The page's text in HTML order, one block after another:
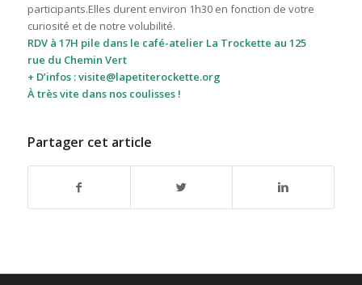
participants.Elles durent environ 1h30 en fonction de votre
curiosité et de notre volubilité.
RDV à 17H pile dans le café-atelier La Trockette au 125
rue du Chemin Vert
+ D’infos :visite@lapetiterockette.org
À très vite dans nos coulisses !
Partager cet article